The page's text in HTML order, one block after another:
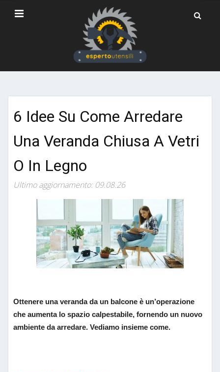
6 Idee Su Come Arredare
Una Veranda Chiusa A Vetri
O In Legno
Ultimo aggiornamento: 09.08.26
Ottenere una veranda da un balcone è un’operazione
che aumenta lo spazio calpestabile, fornendo un nuovo
ambiente da arredare. Vediamo insieme come.